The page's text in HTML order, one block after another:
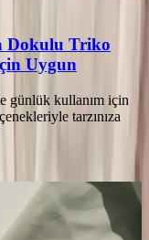
Dokulu Triko
Uygun
günlük kullanım için
tarzınıza